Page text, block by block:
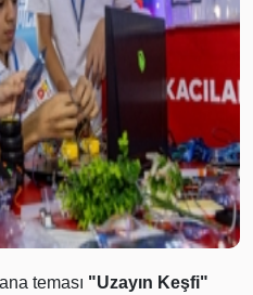
teması "Uzayın Keşfi"